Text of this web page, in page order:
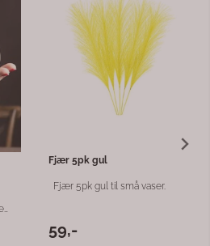
Kule tre dekor m/dusk. Fin dekor
til lysfat m.m. 30cm
75,-